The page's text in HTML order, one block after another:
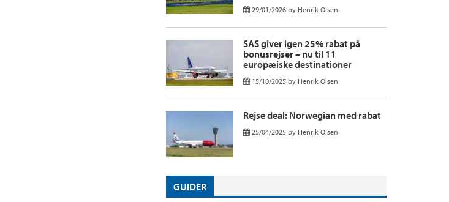
29/01/2026 by Henrik Olsen
SAS giver igen 25% rabat på
bonusrejser – nu til 11
europæiske destinationer
15/10/2025 by Henrik Olsen
Rejse deal: Norwegian med rabat
25/04/2025 by Henrik Olsen
GUIDER